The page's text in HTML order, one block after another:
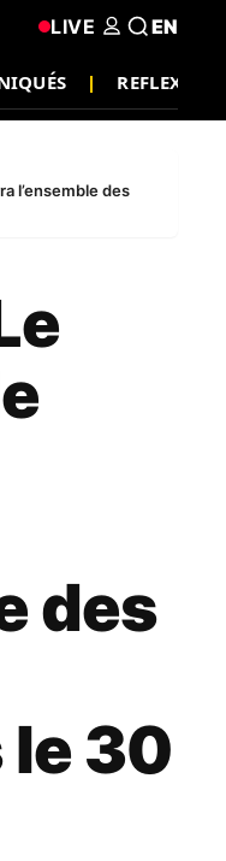
REFLEXION
LIVE EN
l’ensemble des
des
30